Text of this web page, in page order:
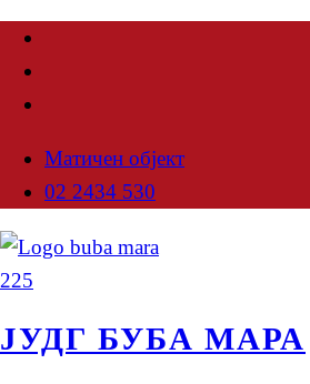
Матичен објект
02 2434 530
ЈУДГ БУБА МАРА